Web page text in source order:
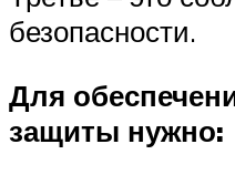
безопасности.
Для
защиты нужно: